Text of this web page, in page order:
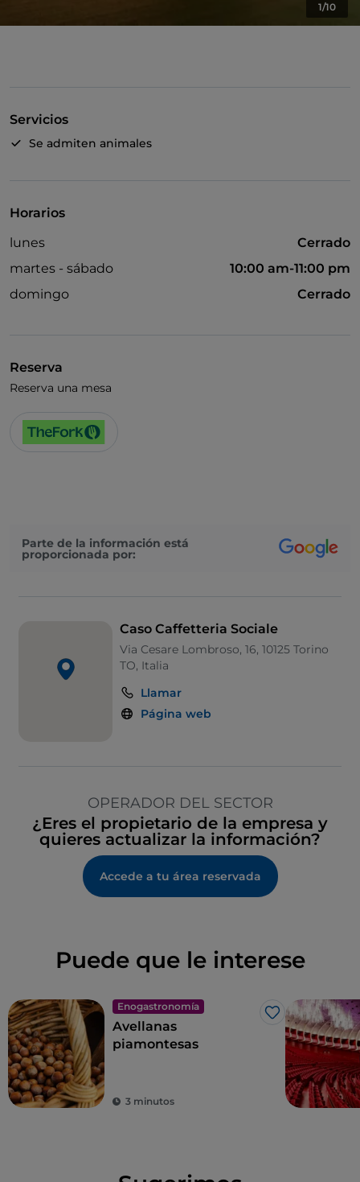
1/10
Servicios
Se admiten animales
Horarios
lunes
Cerrado
martes - sábado
10:00 am-11:00 pm
domingo
Cerrado
Reserva
Reserva una mesa
Parte de la información está
proporcionada por:
Caso Caffetteria Sociale
Via Cesare Lombroso, 16, 10125 Torino
TO, Italia
Llamar
Página web
OPERADOR DEL SECTOR
¿Eres el propietario de la empresa y
quieres actualizar la información?
Accede a tu área reservada
Puede que le interese
Enogastronomía
Me gusta
Avellanas
piamontesas
3 minutos